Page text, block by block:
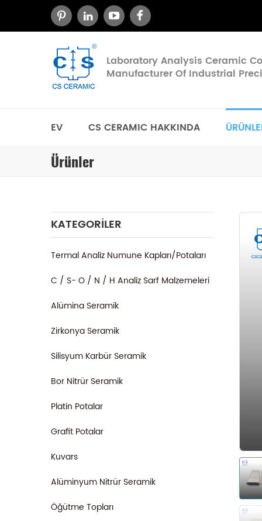
Laboratory Analysis Ceramic
Manufacturer Of Industrial
EV CS CERAMIC HAKKINDA
Ürünler
KATEGORILER
Termal Analiz Numune Kapları/Potaları
C / S- O / N / H Analiz Sarf Malzemeleri
Alümina Seramik
Zirkonya Seramik
Silisyum Karbür Seramik
Bor Nitrür Seramik
Platin Potalar
Grafit Potalar
Kuvars
Alüminyum Nitrür Seramik
Öğütme Topları